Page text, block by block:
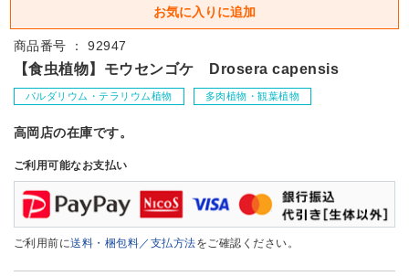
商品番号 ： 92947
【食虫植物】モウセンゴケ Drosera capensis
パルダリウム・テラリウム植物 多肉植物・観葉植物
高岡店の在庫です。
ご利用可能なお支払い
ご利用前に送料・梱包料／支払方法をご確認ください。